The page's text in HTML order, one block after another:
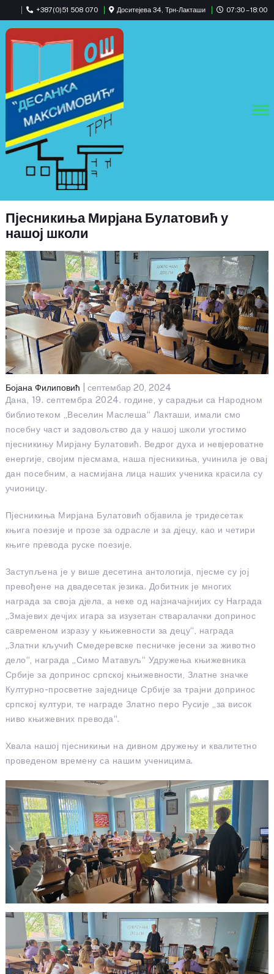
+387(0)51 508 070 Доситејева 34, Трн-Лакташи 07:30 – 18:00
Пјесникиња Мирјана Булатовић у
нашој школи
Бојана Филиповић | септембар 20, 2024
Дана, 19. септембра 2024. године, у сарадњи са Народном
библиотеком „Веселин Маслеша“ Лакташи, имали смо
посебну част и задовољство да у нашој школи угостимо
пјесникињу Мирјану Булатовић. Ведрог духа и невјероватне
енергије, својим пјесмама, наша пјесникиња, учинила је овај
дан посебним, а насмијана лица наших ученика красила су
учионицу.
Пјесникиња Мирјана Булатовић објавила је тридесетак
књига поезије и прозе за одрасле и за дјецу, као и четири
књиге превода руске поезије.
Заступљена је у више десетина антологија, пјесме су јој
превођене на двадесетак језика. Добитник је многих
награда за своја дјела, а неке од најзначајнијих су Награда
„Змајевих дечјих игара за изузетан стваралачки допринос
савременом изразу у књижевности за децу“, награда
„Златни кључић Смедеревске песничке јесени за животно
дело“, награда „Симо Матавуљ“ Удружења књижевника
Србије за допринос српској књижевности, Златне значке
Културно-просветне заједнице Србије за трајни допринос
српској култури, те награде Златно перо Русије „за висок
ниво књижевних превода“.
Хвала нашој пјесникињи на дивном дружењу и квалитетно
проведеном времену са нашим ученицима.